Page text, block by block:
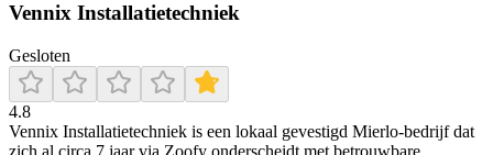
Vennix Installatietechniek
Gesloten
4.8
Vennix Installatietechniek is een lokaal gevestigd Mierlo‑bedrijf dat
zich al circa 7 jaar via Zoofy onderscheidt met betrouwbare,